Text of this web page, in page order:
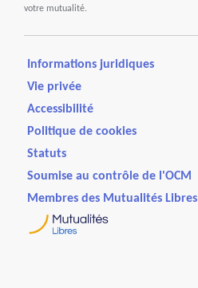
votre mutualité.
Informations juridiques
Vie privée
Accessibilité
Politique de cookies
Statuts
Soumise au contrôle de l'OCM
Membres des Mutualités Libres